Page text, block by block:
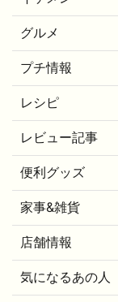
グルメ
プチ情報
レシピ
レビュー記事
便利グッズ
家事&雑貨
店舗情報
気になるあの人